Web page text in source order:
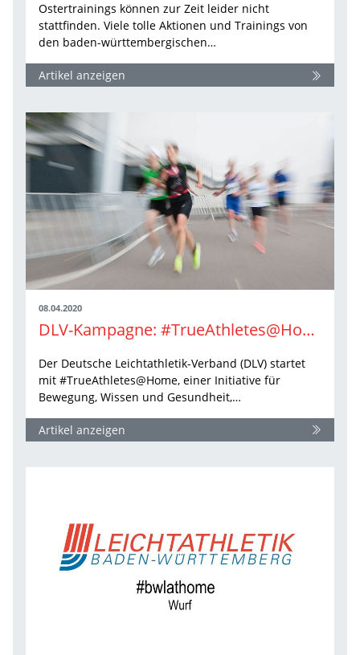
Ostertrainings können zur Zeit leider nicht
stattfinden. Viele tolle Aktionen und Trainings von
den baden-württembergischen…
Artikel anzeigen
08.04.2020
DLV-Kampagne: #TrueAthletes@Home
Der Deutsche Leichtathletik-Verband (DLV) startet
mit #TrueAthletes@Home, einer Initiative für
Bewegung, Wissen und Gesundheit,…
Artikel anzeigen